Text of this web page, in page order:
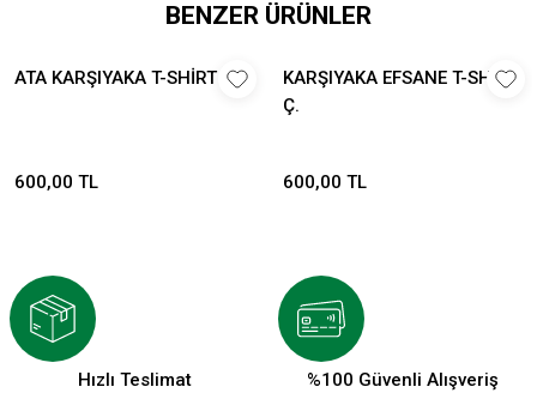
BENZER ÜRÜNLER
ATA KARŞIYAKA T-SHİRT Ç.
600,00 TL
KARŞIYAKA EFSANE T-SHİRT
Ç.
600,00 TL
Hızlı Teslimat %100 Güvenli Alışveriş